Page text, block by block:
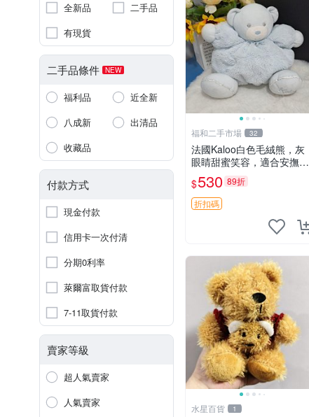
全新品
二手品
有現貨
二手品條件 NEW
福利品
近全新
八成新
出清品
收藏品
付款方式
現金付款
信用卡一次付清
分期0利率
萊爾富取貨付款
7-11取貨付款
賣家等級
超人氣賣家
人氣賣家
福和二手市場 32
法國Kaloo白色毛絨熊，灰
眼睛甜蜜笑容，適合安撫逗
趣可愛，柔軟面料手感佳。
14 白色安撫熊 毛絨玩具 寶
寶逗樂具
$530 89折
折扣碼
水星百貨 1